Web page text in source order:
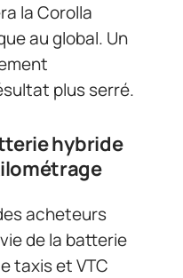
la Corolla
au global. Un
plus serré.
hybride
acheteurs
de la batterie
taxis et VTC